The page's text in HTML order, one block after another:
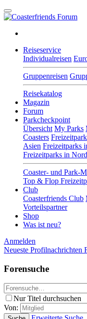
Reiseservice
Individualreisen
Gruppenreisen
Reisekatalog
Magazin
Forum
Parkcheckpoint
Übersicht My Parks
Coasters
Asien Freizeitparks
Freizeitparks in
Coaster- und Park-
Top & Flop
Club
Coasterfriends Club
Vorteilspartner
Shop
Was ist neu?
Anmelden
Neueste Profilnachrichten
Forensuche
Nur Titel durchsuchen
Von: